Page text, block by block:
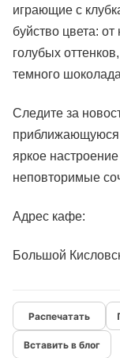
играющие с
буйство цвета:
голубых
темного
Следите за
приближающуюся
яркое
неповторимые
Адрес кафе:
Большой
Вставить в блог